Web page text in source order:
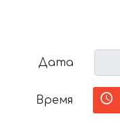
Дата
Время